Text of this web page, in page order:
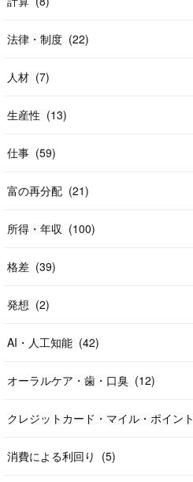
法律・制度 (22)
人材 (7)
生産性 (13)
仕事 (59)
富の再分配 (21)
所得・年収 (100)
格差 (39)
発想 (2)
AI・人工知能 (42)
オーラルケア・歯・口臭 (12)
クレジットカード・マイル・ポイント
消費による利回り (5)